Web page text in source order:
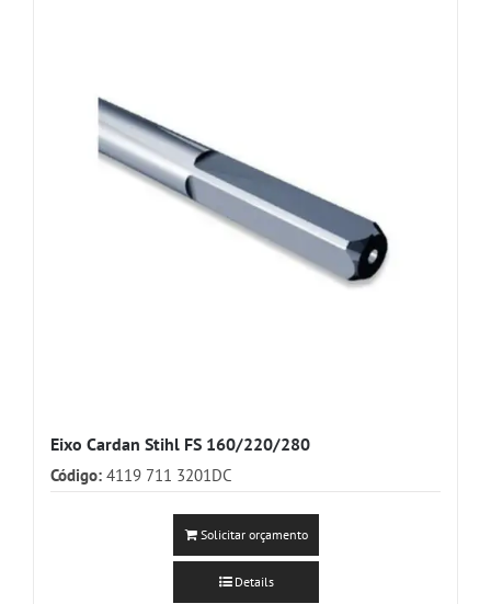
Eixo Cardan Stihl FS 160/220/280
Código: 4119 711 3201DC
Solicitar orçamento
Details